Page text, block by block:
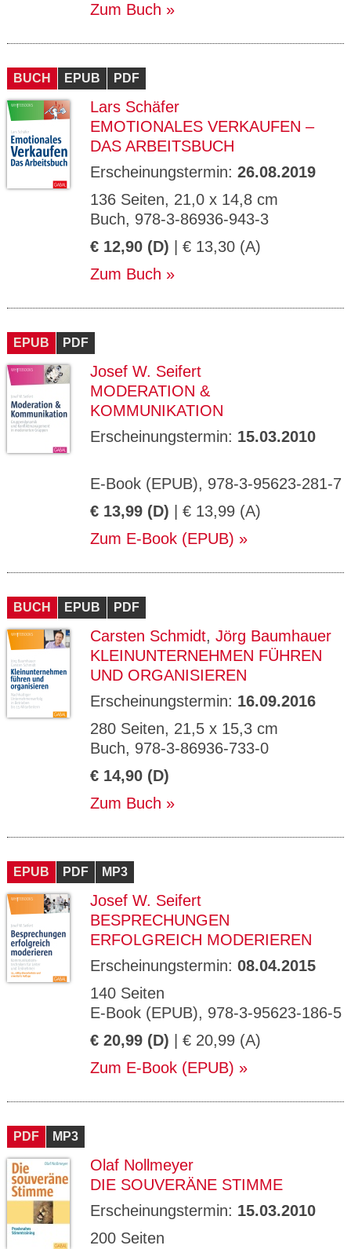
Zum Buch
BUCH EPUB PDF
Lars Schäfer
EMOTIONALES VERKAUFEN –
DAS ARBEITSBUCH
Erscheinungstermin: 26.08.2019
136 Seiten, 21,0 x 14,8 cm
Buch, 978-3-86936-943-3
€ 12,90 (D) | € 13,30 (A)
Zum Buch
EPUB PDF
Josef W. Seifert
MODERATION &
KOMMUNIKATION
Erscheinungstermin: 15.03.2010
E-Book (EPUB), 978-3-95623-281-7
€ 13,99 (D) | € 13,99 (A)
Zum E-Book (EPUB)
BUCH EPUB PDF
Carsten Schmidt, Jörg Baumhauer
KLEINUNTERNEHMEN FÜHREN
UND ORGANISIEREN
Erscheinungstermin: 16.09.2016
280 Seiten, 21,5 x 15,3 cm
Buch, 978-3-86936-733-0
€ 14,90 (D)
Zum Buch
EPUB PDF MP3
Josef W. Seifert
BESPRECHUNGEN
ERFOLGREICH MODERIEREN
Erscheinungstermin: 08.04.2015
140 Seiten
E-Book (EPUB), 978-3-95623-186-5
€ 20,99 (D) | € 20,99 (A)
Zum E-Book (EPUB)
PDF MP3
Olaf Nollmeyer
DIE SOUVERÄNE STIMME
Erscheinungstermin: 15.03.2010
200 Seiten